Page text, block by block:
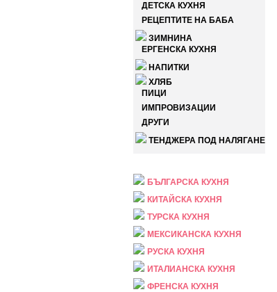
ДЕТСКА КУХНЯ
РЕЦЕПТИТЕ НА БАБА
ЗИМНИНА
ЕРГЕНСКА КУХНЯ
НАПИТКИ
ХЛЯБ
ПИЦИ
ИМПРОВИЗАЦИИ
ДРУГИ
ТЕНДЖЕРА ПОД НАЛЯГАНЕ
БЪЛГАРСКА КУХНЯ
КИТАЙСКА КУХНЯ
ТУРСКА КУХНЯ
МЕКСИКАНСКА КУХНЯ
РУСКА КУХНЯ
ИТАЛИАНСКА КУХНЯ
ФРЕНСКА КУХНЯ